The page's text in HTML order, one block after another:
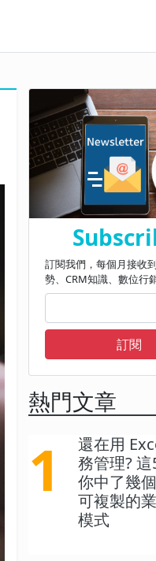
訂閱我們，每個月接收
勢、CRM知識、數位行
訂閱
熱門文章
1
還在用
務管理?
你中了幾
可複製的
模式